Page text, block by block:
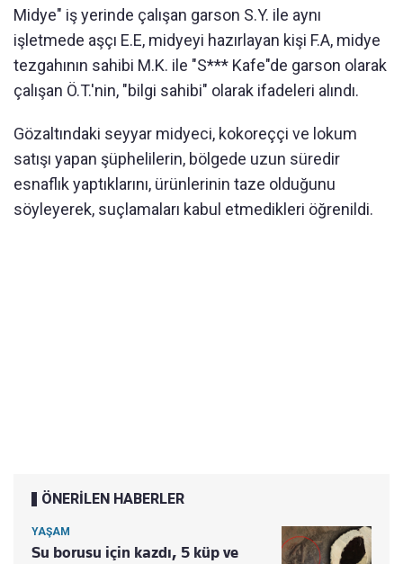
Midye" iş yerinde çalışan garson S.Y. ile aynı
işletmede aşçı E.E, midyeyi hazırlayan kişi F.A, midye
tezgahının sahibi M.K. ile "S*** Kafe"de garson olarak
çalışan Ö.T.'nin, "bilgi sahibi" olarak ifadeleri alındı.
Gözaltındaki seyyar midyeci, kokoreççi ve lokum
satışı yapan şüphelilerin, bölgede uzun süredir
esnaflık yaptıklarını, ürünlerinin taze olduğunu
söyleyerek, suçlamaları kabul etmedikleri öğrenildi.
ÖNERİLEN HABERLER
YAŞAM
Su borusu için kazdı, 5 küp ve